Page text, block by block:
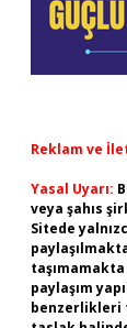
Reklam ve
Yasal Uyarı:
veya şahıs
Sitede
paylaşım
benzerlikleri